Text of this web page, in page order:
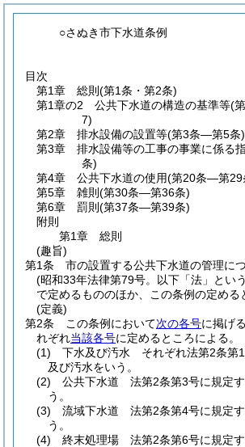
○さぬき市下水道条例
目次
第1章
総則 (第1条・第2条)
第1章の2
公共下水道の構造の基準等(
7)
第2章
排水設備の設置等(第3条―第5条)
第3章
排水設備等の工事の事業に係る
条)
第4章
公共下水道の使用(第20条―第29
第5章
雑則 (第30条―第36条)
第6章
罰則 (第37条―第39条)
附則
第1章
総則
(趣旨)
第1条
市の設置する公共下水道の管理に
(昭和33年法律第79号。以下「法」とい
で定めるもののほか、この条例の定める
(定義)
第2条
この条例において次の各号に掲げ
れぞれ当該各号に定めるところによる。
(1)
下水及び汚水 それぞれ法第2条第
及び汚水をいう。
(2)
公共下水道 法第2条第3号に規定
う。
(3)
流域下水道 法第2条第4号に規定
う。
(4)
終末処理場 法第2条第6号に規定